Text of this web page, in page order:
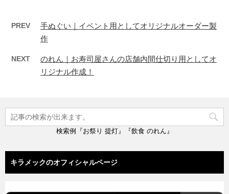
PREV
手ぬぐい｜イベント用としてオリジナルオーダー製
作
NEXT
のれん｜お寿司屋さんの店舗内間仕切り用としてオ
リジナル作成！
検索例『お祭り 提灯』『飲食 のれん』
キラメックのオフィシャルページ